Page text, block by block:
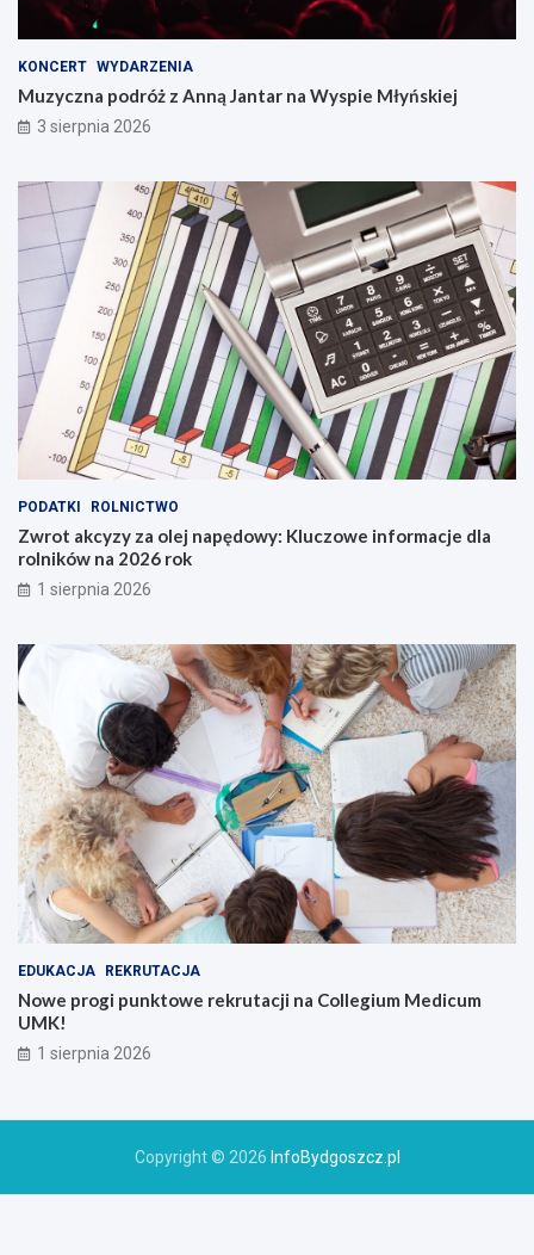
KONCERT WYDARZENIA
Muzyczna podróż z Anną Jantar na Wyspie Młyńskiej
3 sierpnia 2026
PODATKI ROLNICTWO
Zwrot akcyzy za olej napędowy: Kluczowe informacje dla
rolników na 2026 rok
1 sierpnia 2026
EDUKACJA REKRUTACJA
Nowe progi punktowe rekrutacji na Collegium Medicum
UMK!
1 sierpnia 2026
Copyright © 2026 InfoBydgoszcz.pl